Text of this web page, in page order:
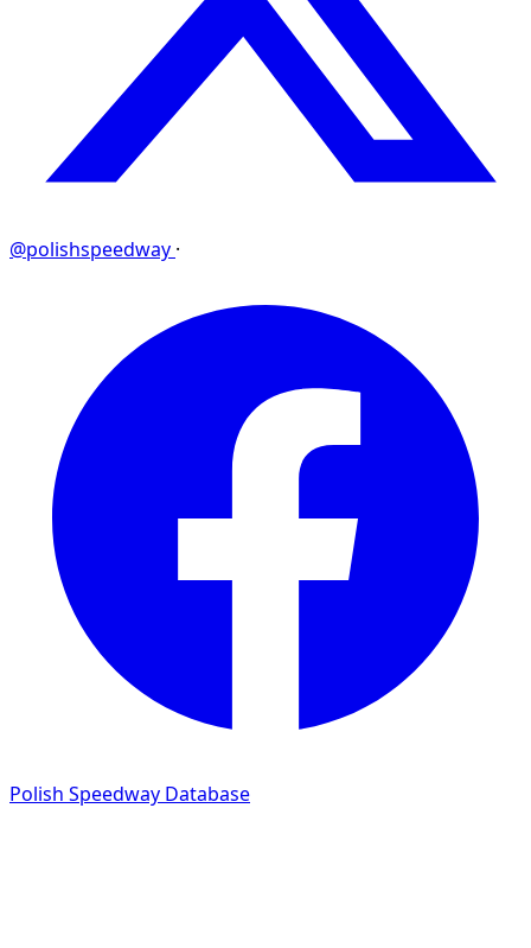
@polishspeedway ·
Polish Speedway Database